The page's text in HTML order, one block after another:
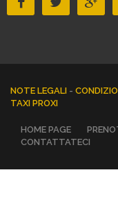
NOTE LEGALI -
TAXI PROXI
HOME PAGE
CONTATTATECI